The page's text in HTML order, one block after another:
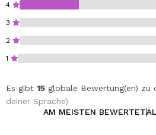
4
3
2
1
Es gibt 15 globale Bewertung(en) zu
deiner Sprache)
AM MEISTEN BEWERTET